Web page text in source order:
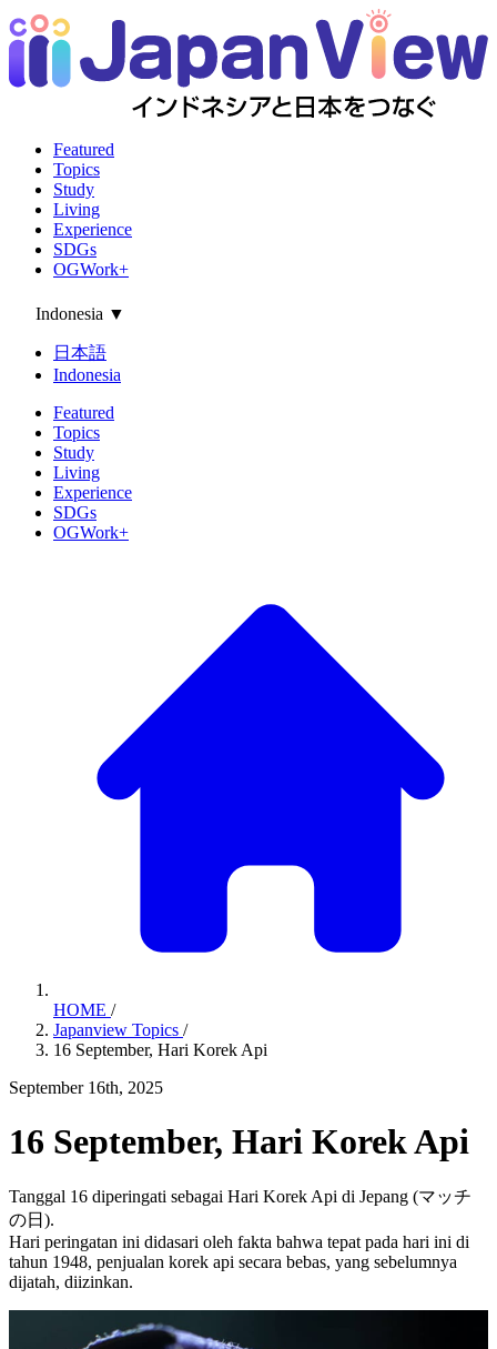
Featured
Topics
Study
Living
Experience
SDGs
OGWork+
Indonesia ▼
日本語
Indonesia
Featured
Topics
Study
Living
Experience
SDGs
OGWork+
HOME /
Japanview Topics /
16 September, Hari Korek Api
September 16th, 2025
16 September, Hari Korek Api
Tanggal 16 diperingati sebagai Hari Korek Api di Jepang (マッチ
の日).
Hari peringatan ini didasari oleh fakta bahwa tepat pada hari ini di
tahun 1948, penjualan korek api secara bebas, yang sebelumnya
dijatah, diizinkan.